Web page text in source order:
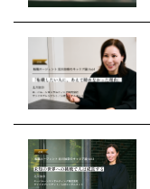
企業ログイン